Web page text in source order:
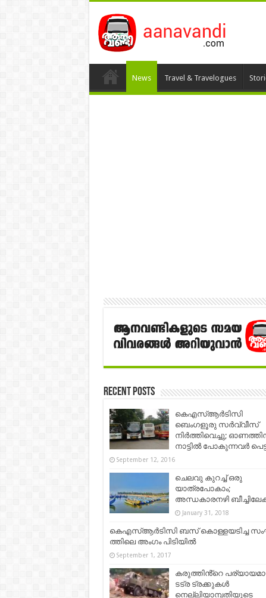
News Travel & Travelogues
Recent Posts
കെഎസ്ആര്‍ടിസി
ബെംഗളൂരു സര്‍വ്വീസ്
നിര്‍ത്തിവെച്ചു;
നാട്ടില്‍ പോകുന്നവര്‍
September 12, 2016
ചെലവു കുറച്ച് ഒരു
യാത്രപോകാം;
അന്ധകാരനഴി
January 31, 2018
കെഎസ്ആര്‍ടിസി ബ​സ് കൊ​ള്ള​യ​ടി​ച്ച
ത്തി​ലെ അം​ഗം പി​ടി​യി​ൽ
September 1, 2017
കരുത്തിൻ്റെ
ടട്ര ട്രക്കുകൾ
നെല്ലിയാമ്പതിയുടെ